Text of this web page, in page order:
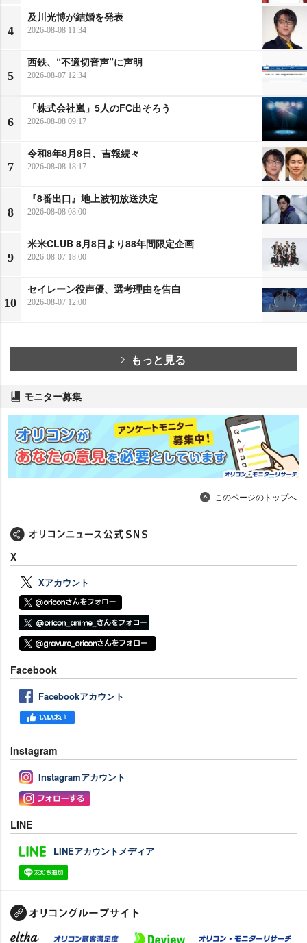
4
及川光博が結婚を発表
2026-08-08 11:34
5
西鉄、“不適切音声”に声明
2026-08-07 12:34
6
「株式会社嵐」5人のFC出そろう
2026-08-08 09:17
7
令和8年8月8日、吉報続々
2026-08-08 18:17
8
『8番出口』地上波初放送決定
2026-08-08 08:00
9
米米CLUB 8月8日より88年間限定企画
2026-08-07 18:00
10
セイレーン役声優、選考理由を告白
2026-08-07 12:00
もっと見る
モニター募集
このページのトップへ
X
Xアカウント
Facebook
Facebookアカウント
Instagram
Instagramアカウント
LINE
LINEアカウントメディア